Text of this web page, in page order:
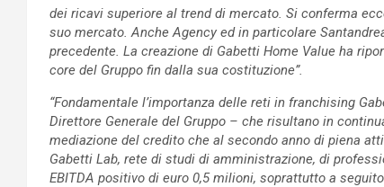
dei ricavi superiore al trend di mercato. Si conferma
suo mercato. Anche Agency ed in particolare
precedente. La creazione di Gabetti Home Value ha
core del Gruppo fin dalla sua costituzione”.
“Fondamentale l’importanza delle reti in franchising
Direttore Generale del Gruppo – che risultano in
mediazione del credito che al secondo anno di piena
Gabetti Lab, rete di studi di amministrazione, di
EBITDA positivo di euro 0,5 milioni, soprattutto a